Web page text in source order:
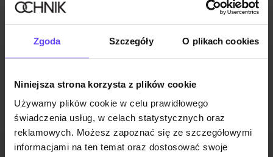
Zgoda Szczegóły O plikach cookies
Niniejsza strona korzysta z plików cookie
Używamy plików cookie w celu prawidłowego
świadczenia usług, w celach statystycznych oraz
reklamowych. Możesz zapoznać się ze szczegółowymi
informacjami na ten temat oraz dostosować swoje
Nasz model ma 187 cm wzrostu i nosi rozmiar M.